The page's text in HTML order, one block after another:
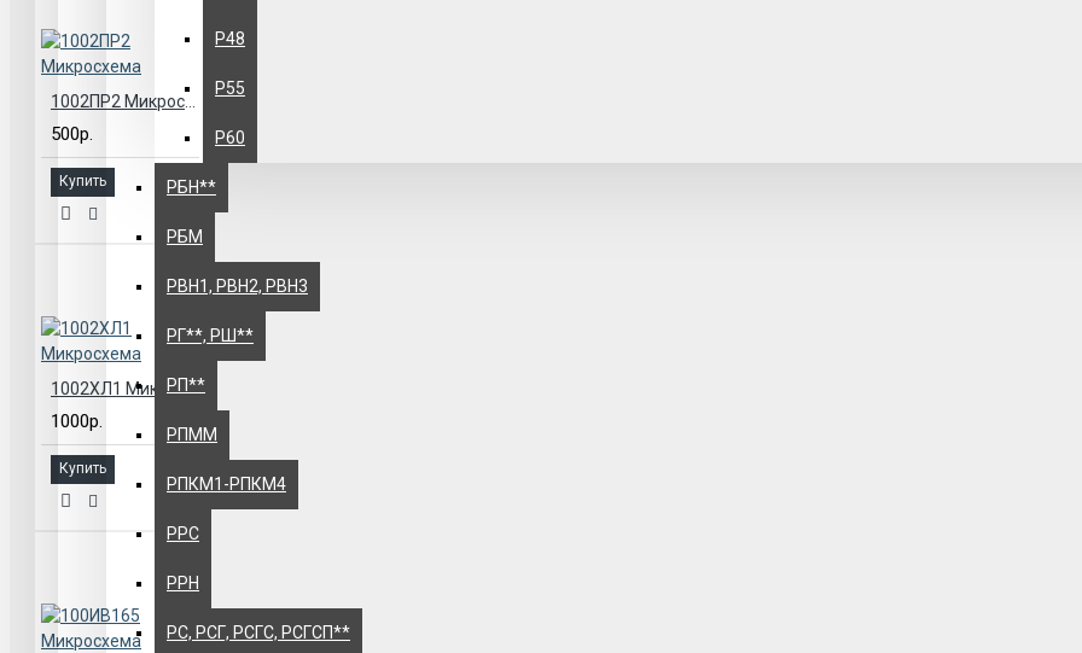
Р48
Р55
Р60
РБН**
РБМ
РВН1, РВН2, РВН3
РГ**, РШ**
РП**
РПММ
РПКМ1-РПКМ4
РРС
РРН
РС, РСГ, РСГС, РСГСП**
500р.
Купить
1002ХЛ1 Микросхема
1000р.
Купить